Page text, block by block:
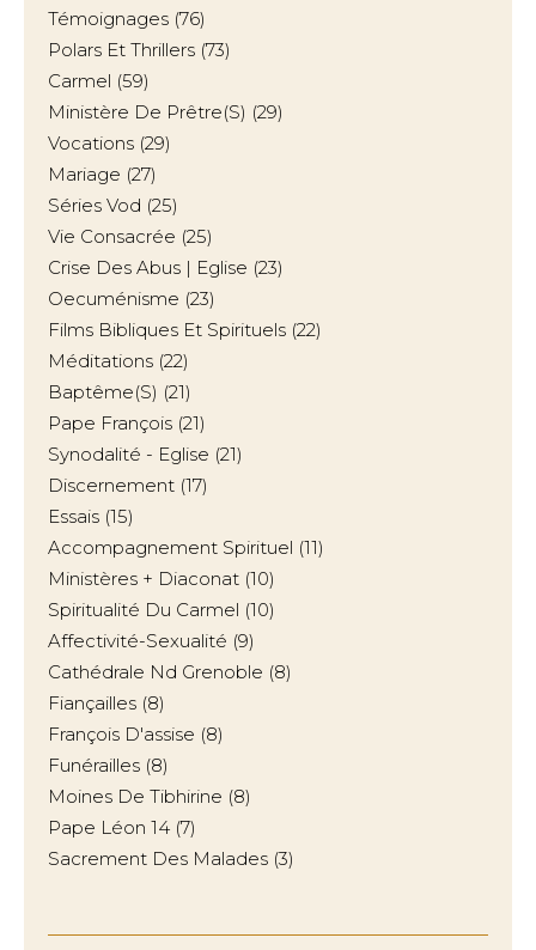
Témoignages (76)
Polars Et Thrillers (73)
Carmel (59)
Ministère De Prêtre(s) (29)
Vocations (29)
Mariage (27)
Séries Vod (25)
Vie Consacrée (25)
Crise Des Abus | Eglise (23)
Oecuménisme (23)
Films Bibliques Et Spirituels (22)
Méditations (22)
Baptême(s) (21)
Pape François (21)
Synodalité - Eglise (21)
Discernement (17)
Essais (15)
Accompagnement Spirituel (11)
Ministères + Diaconat (10)
Spiritualité Du Carmel (10)
Affectivité-Sexualité (9)
Cathédrale Nd Grenoble (8)
Fiançailles (8)
François D'assise (8)
Funérailles (8)
Moines De Tibhirine (8)
Pape Léon 14 (7)
Sacrement Des Malades (3)